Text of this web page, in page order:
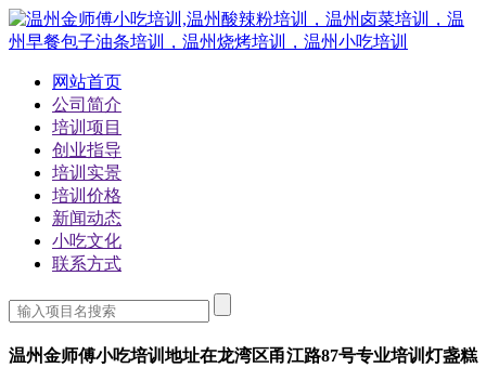
网站首页
公司简介
培训项目
创业指导
培训实景
培训价格
新闻动态
小吃文化
联系方式
温州金师傅小吃培训地址在龙湾区甬江路87号专业培训灯盏糕